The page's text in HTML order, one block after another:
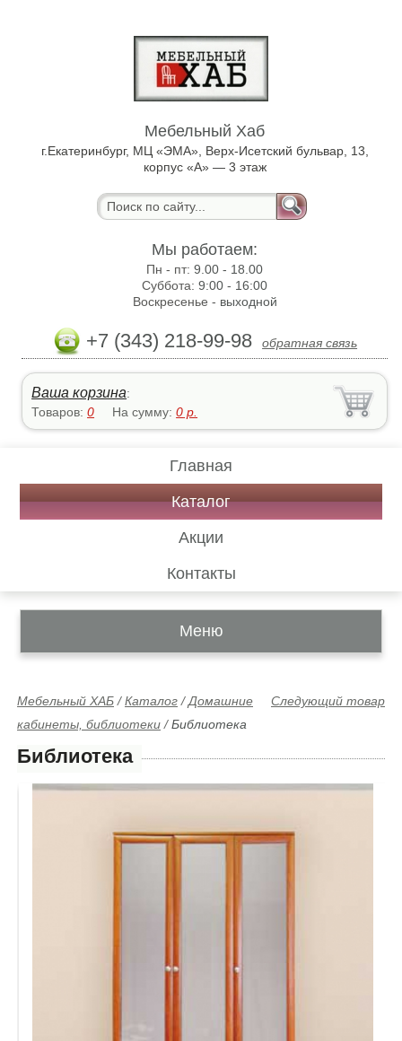
Мебельный Хаб
г.Екатеринбург, МЦ «ЭМА», Верх-Исетский бульвар, 13,
корпус «А» — 3 этаж
Мы работаем:
Пн - пт:9.00 - 18.00
Суббота:9:00 - 16:00
Воскресенье - выходной
+7 (343) 218-99-98 обратная связь
Ваша корзина:
Товаров:0 На сумму:0 р.
Главная
Каталог
Акции
Контакты
Меню
Следующий товар
Мебельный ХАБ /Каталог /Домашние
кабинеты, библиотеки /Библиотека
Библиотека